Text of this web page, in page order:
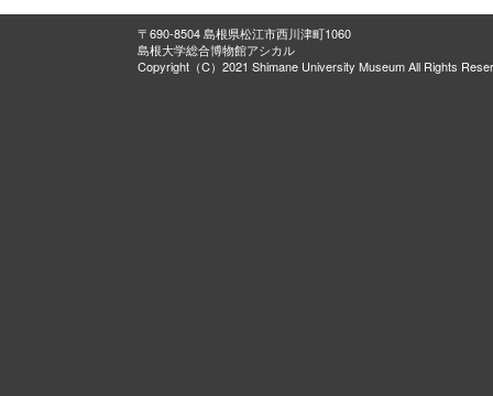
〒690-8504 島根県松江市西川津町1060
島根大学総合博物館アシカル
Copyright（C）2021 Shimane University Museum All Rights